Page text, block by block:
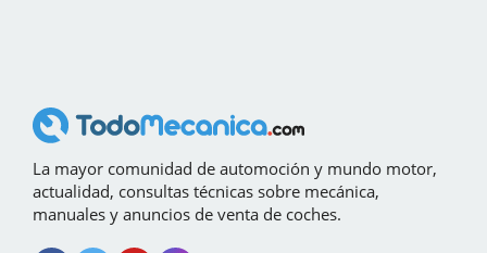
La mayor comunidad de automoción y mundo motor,
actualidad, consultas técnicas sobre mecánica,
manuales y anuncios de venta de coches.